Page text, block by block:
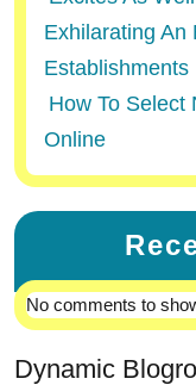
Exhilarating An
Establishments
How To Select
Online
No comments to
Dynamic